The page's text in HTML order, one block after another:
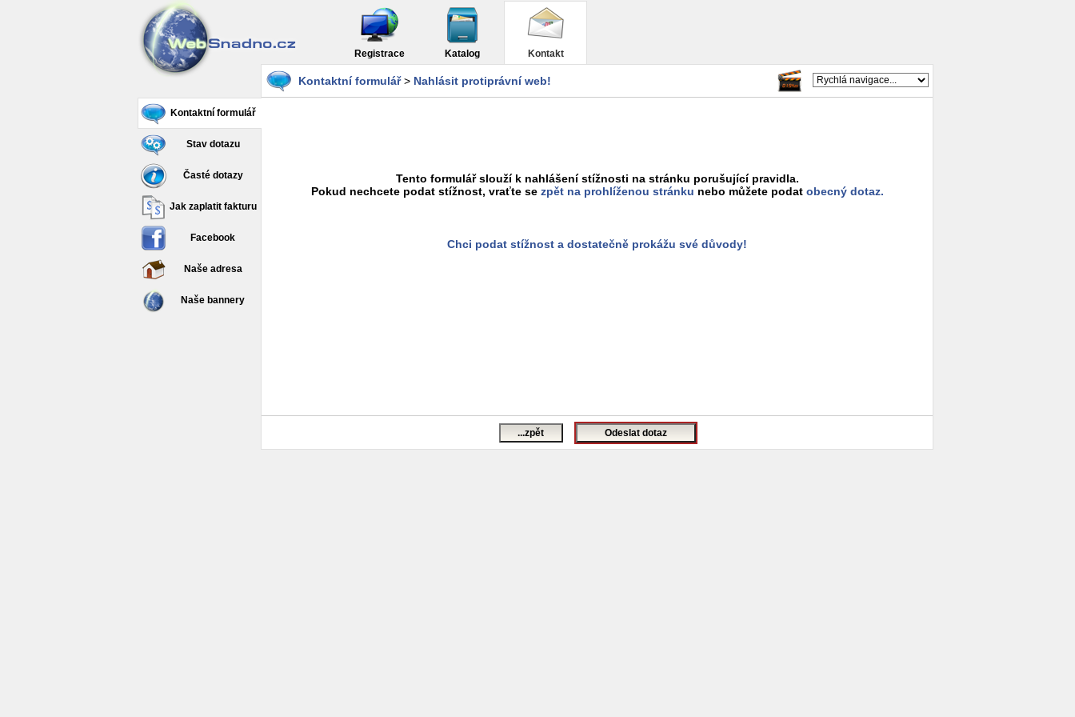
Registrace Katalog Kontakt
Kontaktní formulář
Stav dotazu
Časté dotazy
Jak zaplatit fakturu
Facebook
Naše adresa
Naše bannery
Kontaktní formulář> Nahlásit protiprávní web!
Tento formulář slouží k nahlášení stížnosti na stránku porušující pravidla.
Pokud nechcete podat stížnost, vraťte se zpět na prohlíženou stránku nebo můžete podat obecný dotaz.
Chci podat stížnost a dostatečně prokážu své důvody!